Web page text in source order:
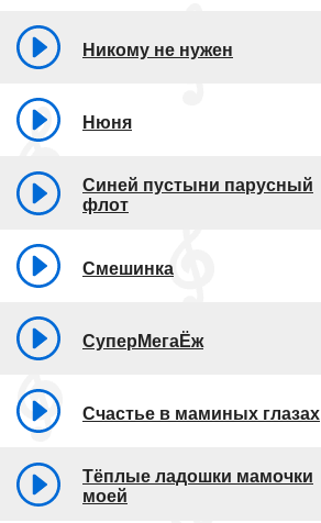
Никому не нужен
Нюня
Синей пустыни парусный
флот
Смешинка
СуперМегаЁж
Счастье в маминых глазах
Тёплые ладошки мамочки
моей